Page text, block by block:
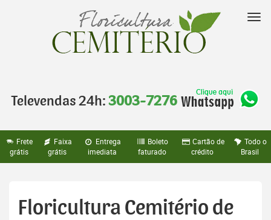
Televendas 24h: 3003-7276
Frete
grátis
Faixa
grátis
Entrega
imediata
Boleto
faturado
Cartão de
crédito
Todo o
Brasil
Floricultura Cemitério de